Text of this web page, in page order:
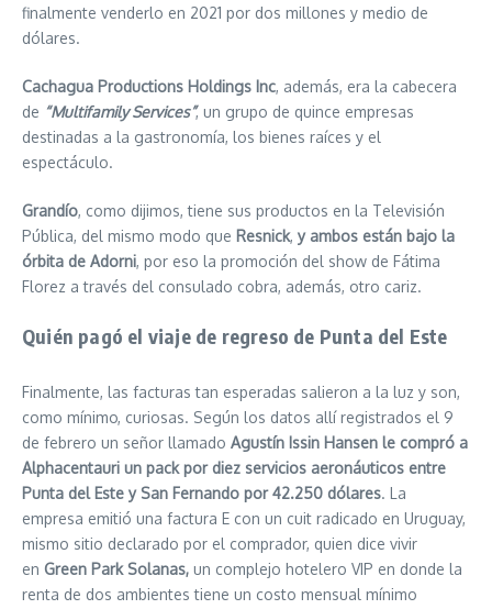
finalmente venderlo en 2021 por dos millones y medio de
dólares.
Cachagua Productions Holdings Inc, además, era la cabecera
de “Multifamily Services”, un grupo de quince empresas
destinadas a la gastronomía, los bienes raíces y el
espectáculo.
Grandío, como dijimos, tiene sus productos en la Televisión
Pública, del mismo modo que Resnick, y ambos están bajo la
órbita de Adorni, por eso la promoción del show de Fátima
Florez a través del consulado cobra, además, otro cariz.
Quién pagó el viaje de regreso de Punta del Este
Finalmente, las facturas tan esperadas salieron a la luz y son,
como mínimo, curiosas. Según los datos allí registrados el 9
de febrero un señor llamado Agustín Issin Hansen le compró a
Alphacentauri un pack por diez servicios aeronáuticos entre
Punta del Este y San Fernando por 42.250 dólares. La
empresa emitió una factura E con un cuit radicado en Uruguay,
mismo sitio declarado por el comprador, quien dice vivir
en Green Park Solanas, un complejo hotelero VIP en donde la
renta de dos ambientes tiene un costo mensual mínimo